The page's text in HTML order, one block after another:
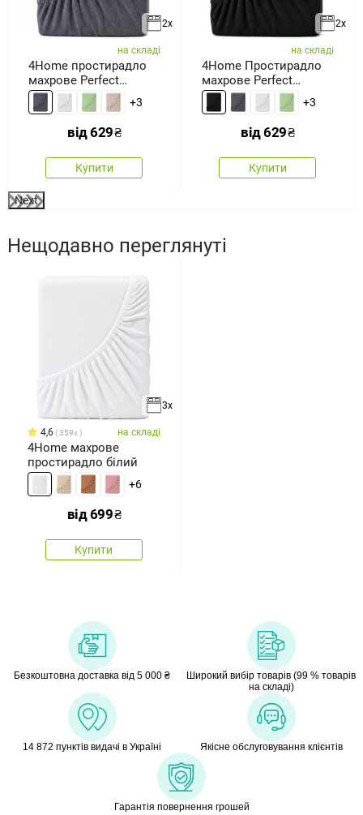
2x
на складі
4Home простирадло
махрове Perfect
антрацит
+3
від629₴
Купити
2x
на складі
4Home Простирадло
махрове Perfect
чорний
+3
від629₴
Купити
Next
Нещодавно переглянуті
3x
4,6 359x на складі
4Home махрове
простирадло білий
+6
від699₴
Купити
Безкоштовна доставка від 5 000 ₴
Широкий вибір товарів (99 % товарів
на складі)
14 872 пунктів видачі в Україні Якісне обслуговування клієнтів
Гарантія повернення грошей